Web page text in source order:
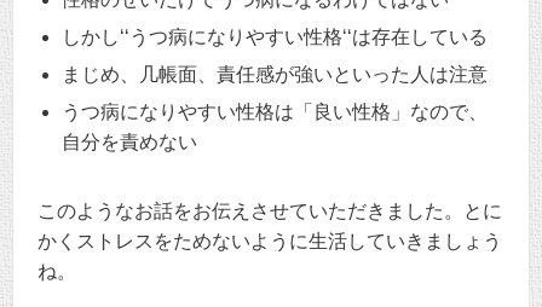
しかし‘‘うつ病になりやすい性格‘‘は存在している
まじめ、几帳面、責任感が強いといった人は注意
うつ病になりやすい性格は「良い性格」なので、
自分を責めない
このようなお話をお伝えさせていただきました。とに
かくストレスをためないように生活していきましょう
ね。